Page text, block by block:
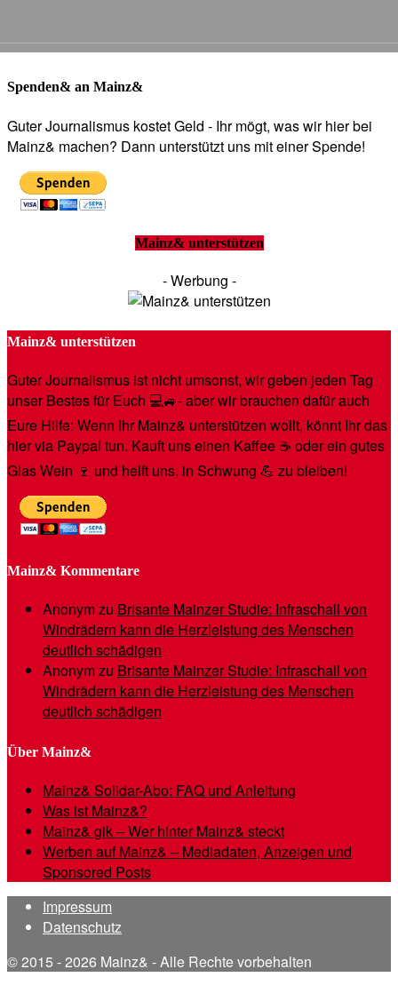
Spenden& an Mainz&
Guter Journalismus kostet Geld - Ihr mögt, was wir hier bei
Mainz& machen? Dann unterstützt uns mit einer Spende!
Mainz& unterstützen
- Werbung -
Mainz& unterstützen
Guter Journalismus ist nicht umsonst, wir geben jeden Tag
unser Bestes für Euch 💻🚙- aber wir brauchen dafür auch
Eure Hilfe: Wenn Ihr Mainz& unterstützen wollt, könnt Ihr das
hier via Paypal tun. Kauft uns einen Kaffee ☕️ oder ein gutes
Glas Wein 🍷 und helft uns, in Schwung 💪 zu bleiben!
Mainz& Kommentare
Anonymzu Brisante Mainzer Studie: Infraschall von
Windrädern kann die Herzleistung des Menschen
deutlich schädigen
Anonymzu Brisante Mainzer Studie: Infraschall von
Windrädern kann die Herzleistung des Menschen
deutlich schädigen
Über Mainz&
Mainz& Solidar-Abo: FAQ und Anleitung
Was ist Mainz&?
Mainz& gik – Wer hinter Mainz& steckt
Werben auf Mainz& – Mediadaten, Anzeigen und
Sponsored Posts
Impressum
Datenschutz
© 2015 - 2026 Mainz& - Alle Rechte vorbehalten